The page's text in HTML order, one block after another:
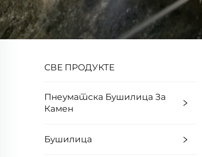
СВЕ ПРОДУКТЕ
Пнеуматска Бушилица За
Камен
Бушилица